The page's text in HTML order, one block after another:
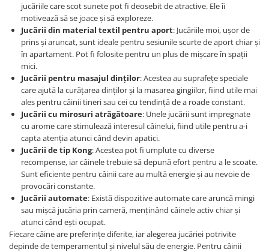
Dresaj & Sport
jucăriile care scot sunete pot fi deosebit de atractive. Ele îi
motivează să se joace și să exploreze.
Jucării din material textil pentru aport: Jucăriile moi, ușor de
prins și aruncat, sunt ideale pentru sesiunile scurte de aport chiar și
în apartament. Pot fi folosite pentru un plus de mișcare în spații
mici.
Jucării pentru masajul dinților: Acestea au suprafețe speciale
care ajută la curățarea dinților și la masarea gingiilor, fiind utile mai
ales pentru câinii tineri sau cei cu tendință de a roade constant.
Jucării cu mirosuri atrăgătoare: Unele jucării sunt impregnate
cu arome care stimulează interesul câinelui, fiind utile pentru a-i
capta atenția atunci când devin apatici.
Jucării de tip Kong: Acestea pot fi umplute cu diverse
recompense, iar câinele trebuie să depună efort pentru a le scoate.
Sunt eficiente pentru câinii care au multă energie și au nevoie de
provocări constante.
Jucării automate: Există dispozitive automate care aruncă mingi
sau mișcă jucăria prin cameră, menținând câinele activ chiar și
atunci când ești ocupat.
Fiecare câine are preferințe diferite, iar alegerea jucăriei potrivite
depinde de temperamentul și nivelul său de energie. Pentru câinii